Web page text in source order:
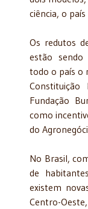
ciência, o
Os redutos
estão sendo
todo o país o
Fundação
como
do
No Brasil,
de
existem
Centro-